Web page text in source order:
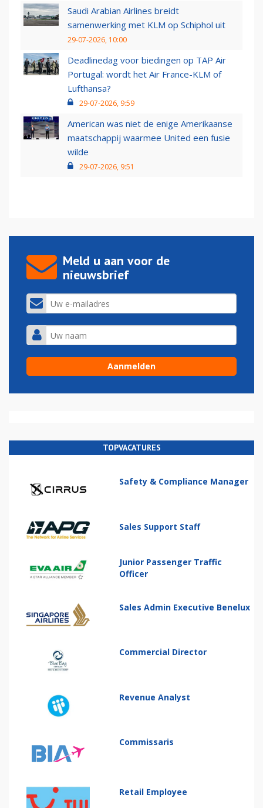
Saudi Arabian Airlines breidt
samenwerking met KLM op Schiphol uit
29-07-2026, 10:00
Deadlinedag voor biedingen op TAP Air
Portugal: wordt het Air France-KLM of
Lufthansa?
29-07-2026, 9:59
American was niet de enige Amerikaanse
maatschappij waarmee United een fusie
wilde
29-07-2026, 9:51
Meld u aan voor de
nieuwsbrief
TOPVACATURES
Safety & Compliance Manager
Sales Support Staff
Junior Passenger Traffic
Officer
Sales Admin Executive Benelux
Commercial Director
Revenue Analyst
Commissaris
Retail Employee